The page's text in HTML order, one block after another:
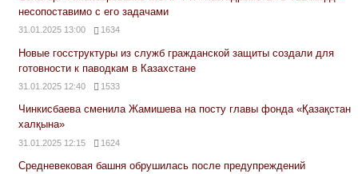
несопоставимо с его задачами
31.01.2025 13:00 1634
Новые госструктуры из служб гражданской защиты создали для
готовности к паводкам в Казахстане
31.01.2025 12:40 1533
Чинкисбаева сменила Жамишева на посту главы фонда «Қазақстан
халқына»
31.01.2025 12:15 1624
Средневековая башня обрушилась после предупреждений